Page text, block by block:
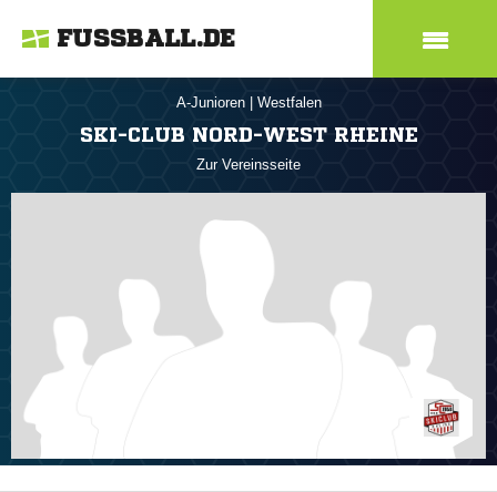
FUSSBALL.DE
A-Junioren Westfalen
SKI-CLUB NORD-WEST RHEINE
Zur Vereinsseite